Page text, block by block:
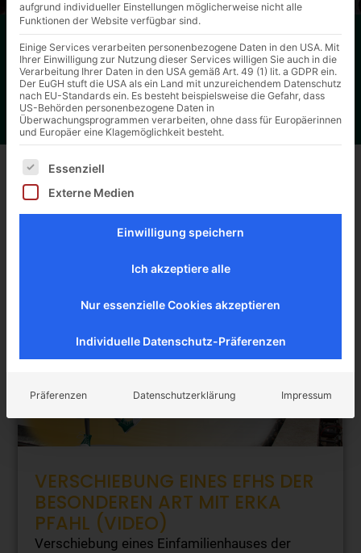
Hier erhalten Sie noch einmal einen Einblick in das
ERKA-Leben. (Ältere) Mitteilungen, Bekanntmachungen,
Firmenaktivitäten und -festlichkeiten können Sie hier
finden.
AKTUELLES & ARCHIVIERTES
Hier erhalten Sie noch einmal einen Einblick in das
ERKA-Leben. (Ältere) Mitteilungen,
Bekanntmachungen, Firmenaktivitäten und -
VERSCHIEBUNG EINES EFHS DER
BESONDEREN ART MIT ERKA
PFAHL (VIDEO)
Verschiebung eines Einfamilienhauses der
aufgrund individueller Einstellungen möglicherweise nicht alle
Funktionen der Website verfügbar sind.
Einige Services verarbeiten personenbezogene Daten in den USA. Mit
Ihrer Einwilligung zur Nutzung dieser Services willigen Sie auch in die
Verarbeitung Ihrer Daten in den USA gemäß Art. 49 (1) lit. a GDPR ein.
Der EuGH stuft die USA als ein Land mit unzureichendem Datenschutz
nach EU-Standards ein. Es besteht beispielsweise die Gefahr, dass
US-Behörden personenbezogene Daten in
Überwachungsprogrammen verarbeiten, ohne dass für Europäerinnen
und Europäer eine Klagemöglichkeit besteht.
Es folgt eine Liste der Service-Gruppen, für die eine
Essenziell
Externe Medien
Einwilligung speichern
Ich akzeptiere alle
Nur essenzielle Cookies akzeptieren
Individuelle Datenschutz-Präferenzen
Präferenzen Datenschutzerklärung Impressum